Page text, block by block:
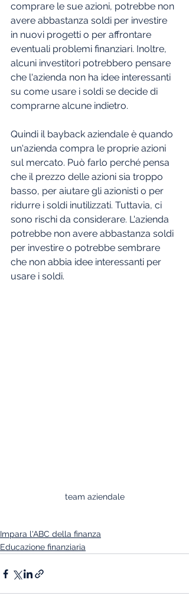
comprare le sue azioni, potrebbe non
avere abbastanza soldi per investire
in nuovi progetti o per affrontare
eventuali problemi finanziari. Inoltre,
alcuni investitori potrebbero pensare
che l'azienda non ha idee interessanti
su come usare i soldi se decide di
comprarne alcune indietro.
Quindi il bayback aziendale è quando
un'azienda compra le proprie azioni
sul mercato. Può farlo perché pensa
che il prezzo delle azioni sia troppo
basso, per aiutare gli azionisti o per
ridurre i soldi inutilizzati. Tuttavia, ci
sono rischi da considerare. L'azienda
potrebbe non avere abbastanza soldi
per investire o potrebbe sembrare
che non abbia idee interessanti per
usare i soldi.
team aziendale
Impara l'ABC della finanza
Educazione finanziaria